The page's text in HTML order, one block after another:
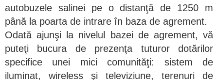
autobuzele salinei pe o distanţă de 1250 m
până la poarta de intrare în baza de agrement.
Odată ajunşi la nivelul bazei de agrement, vă
puteţi bucura de prezenţa tuturor dotărilor
specifice unei mici comunităţi: sistem de
iluminat, wireless şi televiziune, terenuri de